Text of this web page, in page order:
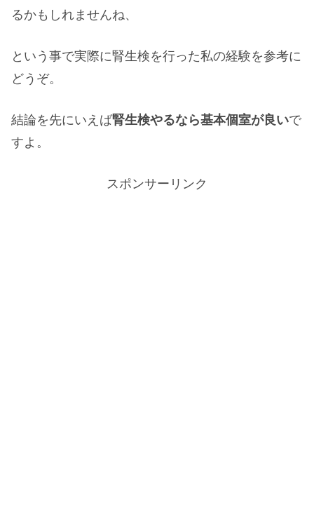
るかもしれませんね、
という事で実際に腎生検を行った私の経験を参考に
どうぞ。
結論を先にいえば腎生検やるなら基本個室が良いで
すよ。
スポンサーリンク